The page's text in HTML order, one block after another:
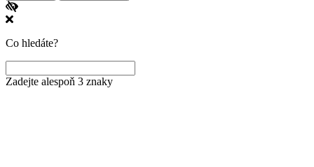
Co hledáte?
Zadejte alespoň 3 znaky